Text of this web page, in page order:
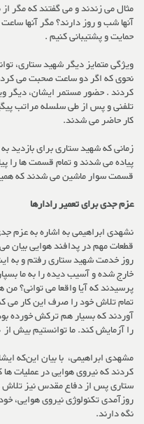
مثال می زندند و می گفتند که مگر
آنها شب و روز دارند؟ مگر آنها ساعت
حمایت و پشتیبانی کنیم .
ویژگی متمایز دیگر شهید ستاری،
نحوی که اگر دو ساعت صحبت می
کردند . حضور مستمر ایشان، دیگر
تلفنی و پس از طی سلسله مراتب
کار حاضر می شدند.
زمانی که شهید ستاری برای بازدید
پیاده می شدند و تمام قسمت ها را
قسمت سوار ماشین می شدند که
عزم جدی برای تعمیر رادارها
نشهدی ابراهیمی به اشاره به عزم
قطعات مهم در پدافند هوایی
روز خدمت شهید ستاری رفتم و به
خارج شده و آسیب دیده را به ما
پرسیدند که آیا واقعا می توانی؟
تمام تلاش خود را صرف این کار می
آوردند که بسیار هم ترکش خورده
را آزمایش کند. ما توانستیم بیش از 80 درصد آن را اورهال کنیم.
مشهدی ابراهیمی، با بیان این‌که
کردند که نیروی هوایی در عملیات
ستاری پس از دفاع مقدس نیز تلاش
روزآمدی تکنولوژی نیروی هوایی،
نگه دارند.